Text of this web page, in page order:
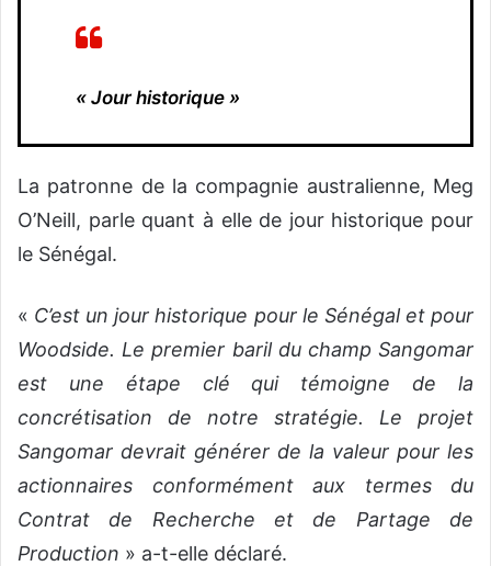
« Jour historique »
La patronne de la compagnie australienne, Meg
O’Neill, parle quant à elle de jour historique pour
le Sénégal.
« C’est un jour historique pour le Sénégal et pour
Woodside. Le premier baril du champ Sangomar
est une étape clé qui témoigne de la
concrétisation de notre stratégie. Le projet
Sangomar devrait générer de la valeur pour les
actionnaires conformément aux termes du
Contrat de Recherche et de Partage de
Production » a-t-elle déclaré.